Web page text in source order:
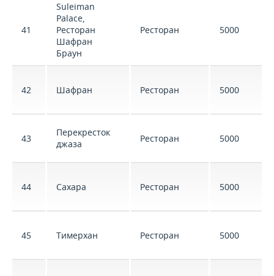
41
Suleiman
Palace,
Ресторан
Шафран
Браун
Ресторан 5000
42 Шафран Ресторан 5000
43
Перекресток
джаза
Ресторан 5000
44 Сахара Ресторан 5000
45 Тимерхан Ресторан 5000